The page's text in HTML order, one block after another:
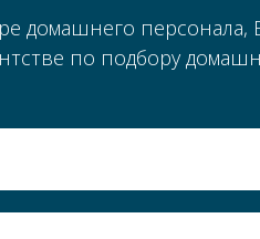
домашнего персонала,
по подбору